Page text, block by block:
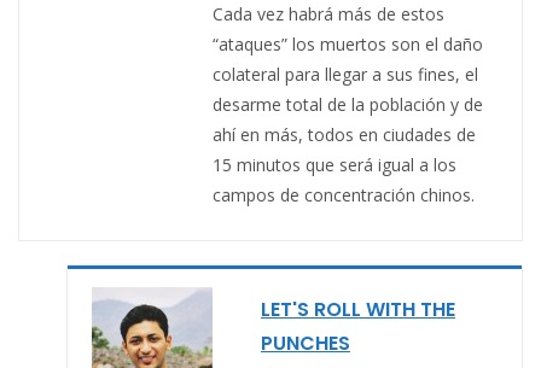
Cada vez habrá más de estos
“ataques” los muertos son el daño
colateral para llegar a sus fines, el
desarme total de la población y de
ahí en más, todos en ciudades de
15 minutos que será igual a los
campos de concentración chinos.
LET'S ROLL WITH THE
PUNCHES